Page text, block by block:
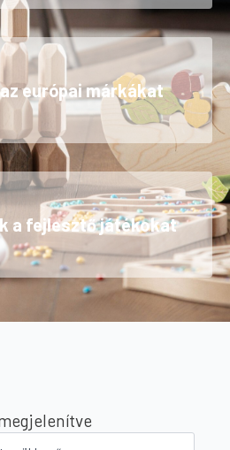
európai márkákat
a fejlesztő játékokat